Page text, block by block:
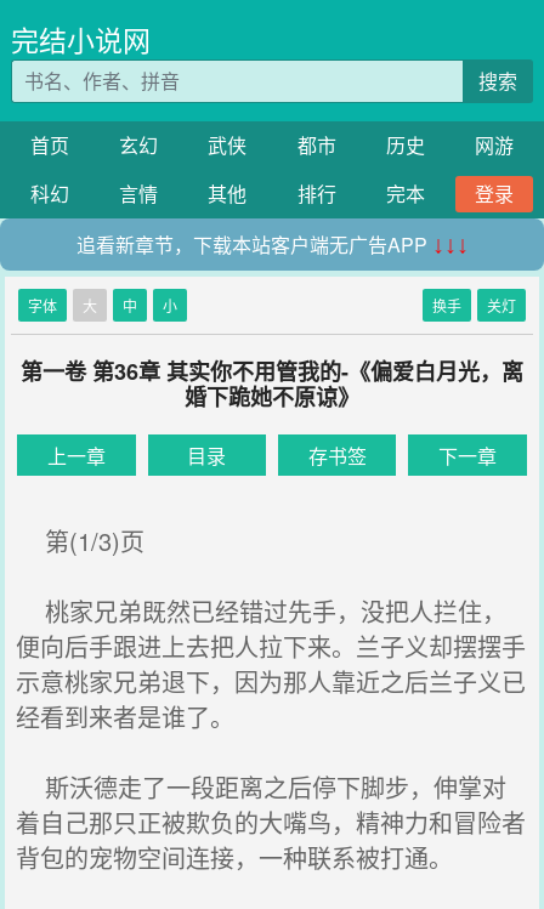
完结小说网
搜索
首页 玄幻 武侠 都市 历史
网游
科幻
言情 其他 排行 完本
登录
追看新章节，下载本站客户端无广告APP ↓↓↓
字体 大 中 小 换手 关灯
第一卷 第36章 其实你不用管我的-《偏爱白月光，离
婚下跪她不原谅》
上一章 目录 存书签 下一章
第(1/3)页
桃家兄弟既然已经错过先手，没把人拦住，
便向后手跟进上去把人拉下来。兰子义却摆摆手
示意桃家兄弟退下，因为那人靠近之后兰子义已
经看到来者是谁了。
斯沃德走了一段距离之后停下脚步，伸掌对
着自己那只正被欺负的大嘴鸟，精神力和冒险者
背包的宠物空间连接，一种联系被打通。